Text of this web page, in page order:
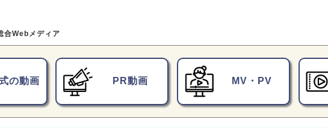
合Webメディア
の動画 PR動画 MV・PV